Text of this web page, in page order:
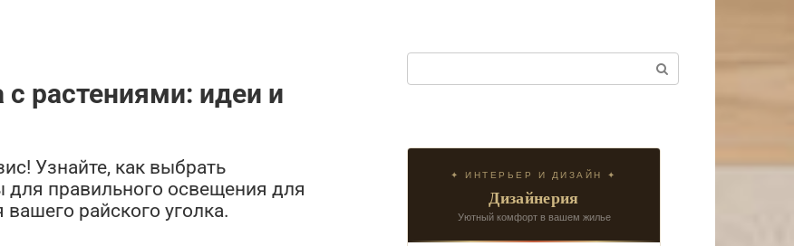
растениями: идеи и
Узнайте, как выбрать
правильного освещения для
райского уголка.
✦ ИНТЕРЬЕР И ДИЗАЙН ✦
Дизайнерия
Уютный комфорт в вашем жилье